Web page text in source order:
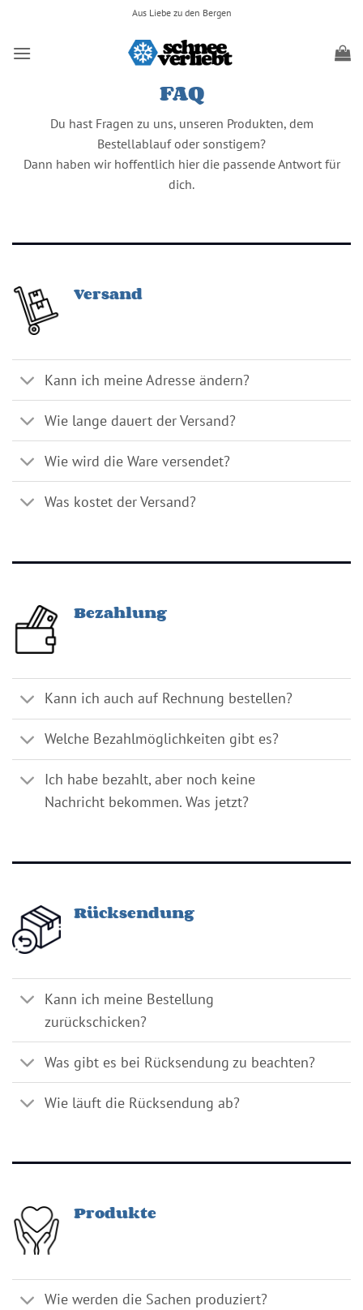
springen
Aus Liebe zu den Bergen
FAQ
Du hast Fragen zu uns, unseren Produkten, dem
Bestellablauf oder sonstigem?
Dann haben wir hoffentlich hier die passende Antwort für
dich.
Versand
Kann ich meine Adresse ändern?
Wie lange dauert der Versand?
Wie wird die Ware versendet?
Was kostet der Versand?
Bezahlung
Kann ich auch auf Rechnung bestellen?
Welche Bezahlmöglichkeiten gibt es?
Ich habe bezahlt, aber noch keine
Nachricht bekommen. Was jetzt?
Rücksendung
Kann ich meine Bestellung
zurückschicken?
Was gibt es bei Rücksendung zu beachten?
Wie läuft die Rücksendung ab?
Produkte
Wie werden die Sachen produziert?